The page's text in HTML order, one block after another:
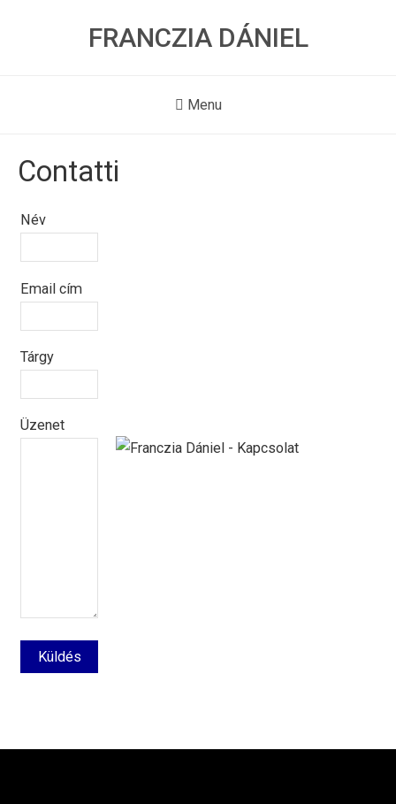
FRANCZIA DÁNIEL
Menu
Contatti
Név
Email cím
Tárgy
Üzenet